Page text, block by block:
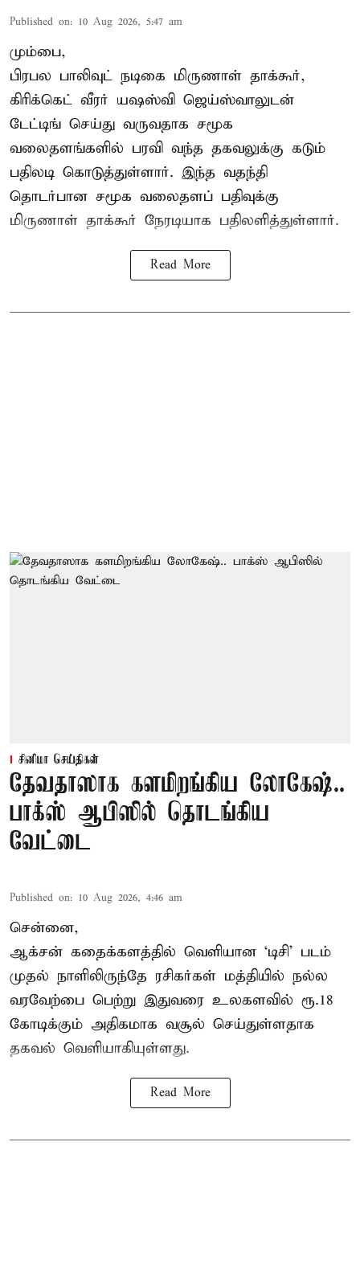
Published on: 10 Aug 2026, 5:47 am
மும்பை,
பிரபல பாலிவுட் நடிகை மிருணாள் தாக்கூர்,
கிரிக்கெட் வீரர் யஷஸ்வி ஜெய்ஸ்வாலுடன்
டேட்டிங் செய்து வருவதாக சமூக
வலைதளங்களில் பரவி வந்த தகவலுக்கு கடும்
பதிலடி கொடுத்துள்ளார். இந்த வதந்தி
தொடர்பான சமூக வலைதளப் பதிவுக்கு
மிருணாள் தாக்கூர் நேரடியாக பதிலளித்துள்ளார்.
Read More
சினிமா செய்திகள்
தேவதாஸாக களமிறங்கிய லோகேஷ்..
பாக்ஸ் ஆபிஸில் தொடங்கிய
வேட்டை
Published on: 10 Aug 2026, 4:46 am
சென்னை,
ஆக்சன் கதைக்களத்தில் வெளியான ‘டிசி’ படம்
முதல் நாளிலிருந்தே ரசிகர்கள் மத்தியில் நல்ல
வரவேற்பை பெற்று இதுவரை உலகளவில் ரூ.18
கோடிக்கும் அதிகமாக வசூல் செய்துள்ளதாக
தகவல் வெளியாகியுள்ளது.
Read More